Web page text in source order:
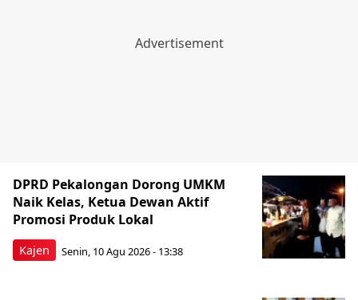
Kajen
DPRD Pekalongan Dorong UMKM
Naik Kelas, Ketua Dewan Aktif
Promosi Produk Lokal
Senin, 10 Agu 2026 - 13:38